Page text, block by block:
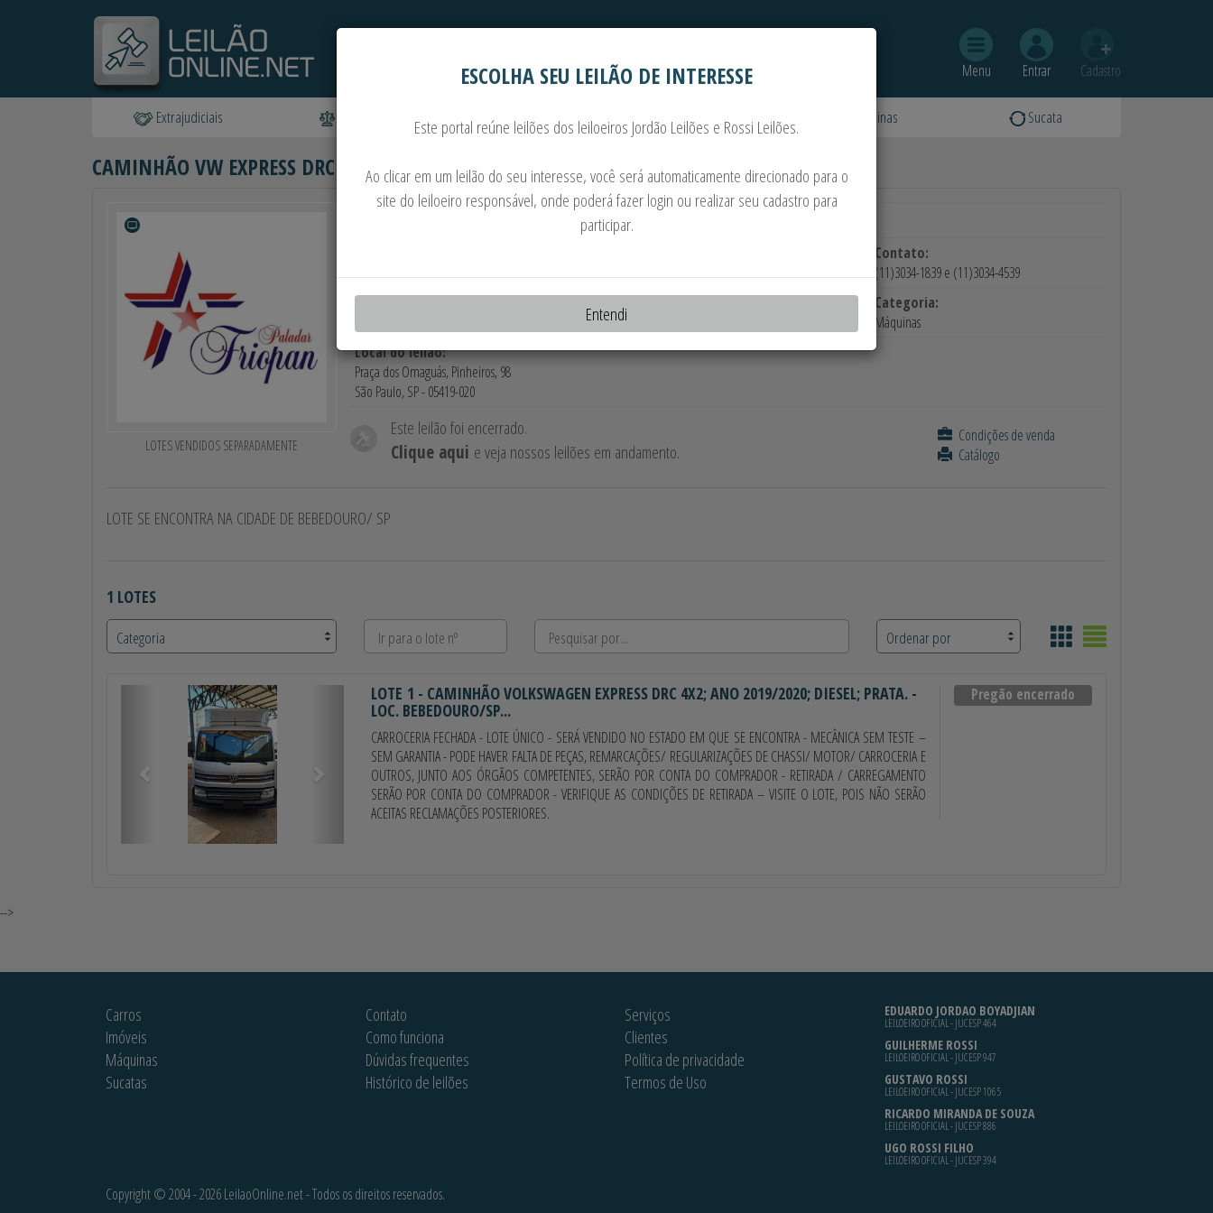
Menu Entrar Cadastro
Extrajudiciais Automóveis Imoveis Máquinas Sucata
CAMINHÃO VW EXPRESS DRC 4X2
LOTES VENDIDOS SEPARADAMENTE
Eduardo Jordão Boyadjian Filho - Leiloeiro Oficial - JUCESP - 1447
Contato:
(11)3034-1839 e (11)3034-4539
Comitente:
PALADAR FRIOPAN DISTRIBUIDORA DE FRIOS E PROD PANIFICAÇÃO LTDA
Categoria:
Máquinas
Local do leilão:
Praça dos Omaguás, Pinheiros, 98
São Paulo, SP - 05419-020
Este leilão foi encerrado.
Clique aqui e veja nossos leilões em andamento.
Condições de venda
Catálogo
LOTE SE ENCONTRA NA CIDADE DE BEBEDOURO/ SP
1 LOTES
PróximoLOTE 1 - CAMINHÃO VOLKSWAGEN EXPRESS DRC 4X2; ANO 2019/2020; DIESEL; PRATA. -
LOC. BEBEDOURO/SP...
CARROCERIA FECHADA - LOTE ÚNICO - SERÁ VENDIDO NO ESTADO EM QUE SE ENCONTRA - MECÂNICA SEM TESTE –
SEM GARANTIA - PODE HAVER FALTA DE PEÇAS, REMARCAÇÕES/ REGULARIZAÇÕES DE CHASSI/ MOTOR/ CARROCERIA E
OUTROS, JUNTO AOS ÓRGÃOS COMPETENTES, SERÃO POR CONTA DO COMPRADOR - RETIRADA / CARREGAMENTO
SERÃO POR CONTA DO COMPRADOR - VERIFIQUE AS CONDIÇÕES DE RETIRADA – VISITE O LOTE, POIS NÃO SERÃO
ACEITAS RECLAMAÇÕES POSTERIORES.
Pregão encerrado
-->
Carros
Imóveis
Máquinas
Sucatas
Contato
Como funciona
Dúvidas frequentes
Histórico de leilões
Serviços
Clientes
Política de privacidade
Termos de Uso
EDUARDO JORDAO BOYADJIAN
LEILOEIRO OFICIAL - JUCESP 464
GUILHERME ROSSI
LEILOEIRO OFICIAL - JUCESP 947
GUSTAVO ROSSI
LEILOEIRO OFICIAL - JUCESP 1065
RICARDO MIRANDA DE SOUZA
LEILOEIRO OFICIAL - JUCESP 886
UGO ROSSI FILHO
LEILOEIRO OFICIAL - JUCESP 394
Copyright © 2004 - 2026 LeilaoOnline.net - Todos os direitos reservados.
ESCOLHA SEU LEILÃO DE INTERESSE
Este portal reúne leilões dos leiloeiros Jordão Leilões e Rossi Leilões.
Ao clicar em um leilão do seu interesse, você será automaticamente direcionado para o
site do leiloeiro responsável, onde poderá fazer login ou realizar seu cadastro para
participar.
Entendi